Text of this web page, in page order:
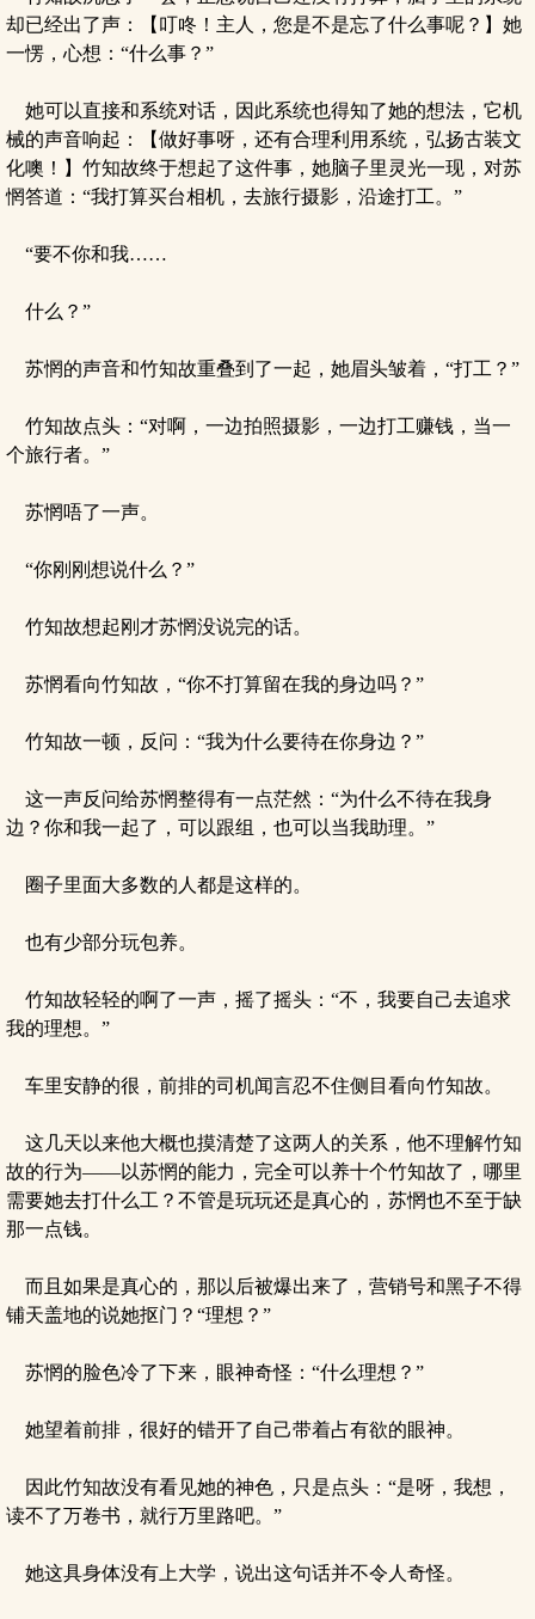
却已经出了声：【叮咚！主人，您是不是忘了什么事呢？】她
一愣，心想：“什么事？”
她可以直接和系统对话，因此系统也得知了她的想法，它机
械的声音响起：【做好事呀，还有合理利用系统，弘扬古装文
化噢！】竹知故终于想起了这件事，她脑子里灵光一现，对苏
惘答道：“我打算买台相机，去旅行摄影，沿途打工。”
“要不你和我……
什么？”
苏惘的声音和竹知故重叠到了一起，她眉头皱着，“打工？”
竹知故点头：“对啊，一边拍照摄影，一边打工赚钱，当一
个旅行者。”
苏惘唔了一声。
“你刚刚想说什么？”
竹知故想起刚才苏惘没说完的话。
苏惘看向竹知故，“你不打算留在我的身边吗？”
竹知故一顿，反问：“我为什么要待在你身边？”
这一声反问给苏惘整得有一点茫然：“为什么不待在我身
边？你和我一起了，可以跟组，也可以当我助理。”
圈子里面大多数的人都是这样的。
也有少部分玩包养。
竹知故轻轻的啊了一声，摇了摇头：“不，我要自己去追求
我的理想。”
车里安静的很，前排的司机闻言忍不住侧目看向竹知故。
这几天以来他大概也摸清楚了这两人的关系，他不理解竹知
故的行为——以苏惘的能力，完全可以养十个竹知故了，哪里
需要她去打什么工？不管是玩玩还是真心的，苏惘也不至于缺
那一点钱。
而且如果是真心的，那以后被爆出来了，营销号和黑子不得
铺天盖地的说她抠门？“理想？”
苏惘的脸色冷了下来，眼神奇怪：“什么理想？”
她望着前排，很好的错开了自己带着占有欲的眼神。
因此竹知故没有看见她的神色，只是点头：“是呀，我想，
读不了万卷书，就行万里路吧。”
她这具身体没有上大学，说出这句话并不令人奇怪。